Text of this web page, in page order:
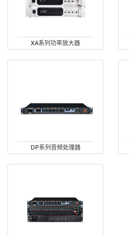
XA系列功率放大器
DP系列音频处理器